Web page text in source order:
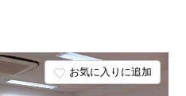
お気に入りに追加